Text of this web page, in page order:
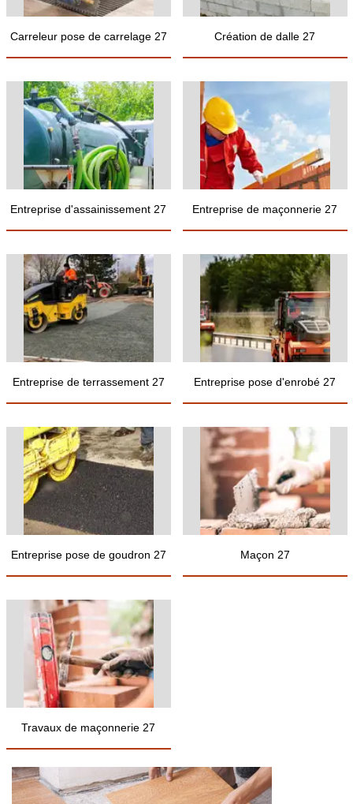
Carreleur pose de carrelage 27 Création de dalle 27
Entreprise d'assainissement 27 Entreprise de maçonnerie 27
Entreprise de terrassement 27 Entreprise pose d'enrobé 27
Entreprise pose de goudron 27 Maçon 27
Travaux de maçonnerie 27